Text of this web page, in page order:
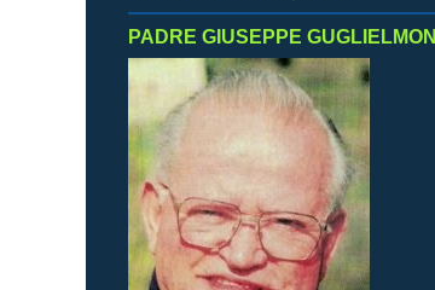
PADRE GIUSEPPE GUGLIELMONI